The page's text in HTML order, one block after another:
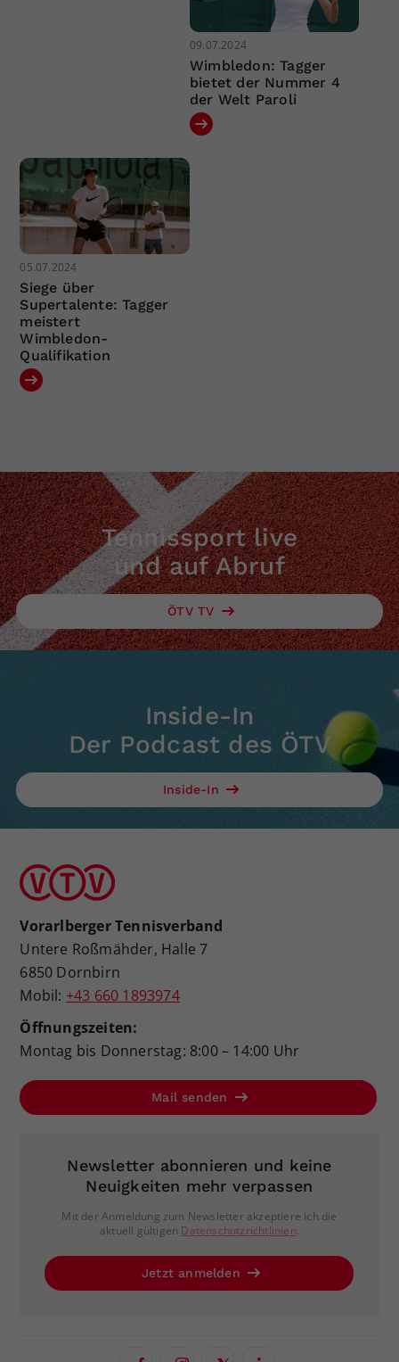
09.07.2024
Wimbledon: Tagger
bietet der Nummer 4
der Welt Paroli
05.07.2024
Siege über
Supertalente: Tagger
meistert
Wimbledon-
Qualifikation
Tennissport live
und auf Abruf
ÖTV TV
Inside-In
Der Podcast des ÖTV
Inside-In
Vorarlberger Tennisverband
Untere Roßmähder, Halle 7
6850 Dornbirn
Mobil: +43 660 1893974
Öffnungszeiten:
Montag bis Donnerstag: 8:00 – 14:00 Uhr
Mail senden
Newsletter abonnieren und keine
Neuigkeiten mehr verpassen
Mit der Anmeldung zum Newsletter akzeptiere ich die
aktuell gültigen Datenschutzrichtlinien.
Jetzt anmelden